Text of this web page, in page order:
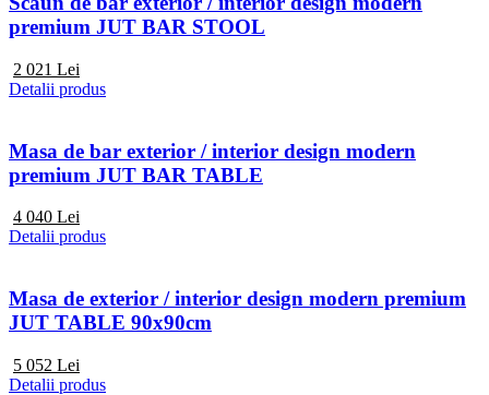
premium JUT BAR STOOL
2 021 Lei
Detalii produs
Masa de bar exterior / interior design modern
premium JUT BAR TABLE
4 040 Lei
Detalii produs
Masa de exterior / interior design modern premium
JUT TABLE 90x90cm
5 052 Lei
Detalii produs